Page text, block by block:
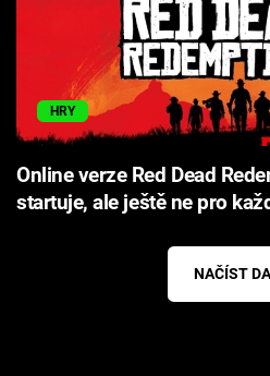
HRY
Online verze Red Dead
startuje, ale ještě ne pro
NAČÍST